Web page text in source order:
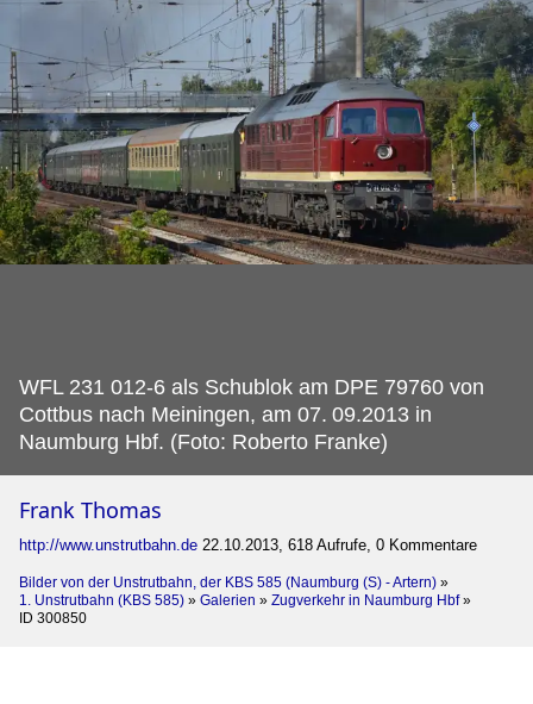
WFL 231 012-6 als Schublok am DPE 79760 von
Cottbus nach Meiningen, am 07. 09.2013 in
Naumburg Hbf. (Foto: Roberto Franke)
Frank Thomas
http://www.unstrutbahn.de 22.10.2013, 618 Aufrufe, 0 Kommentare
Bilder von der Unstrutbahn, der KBS 585 (Naumburg (S) - Artern) »
1. Unstrutbahn (KBS 585) » Galerien » Zugverkehr in Naumburg Hbf»
ID 300850